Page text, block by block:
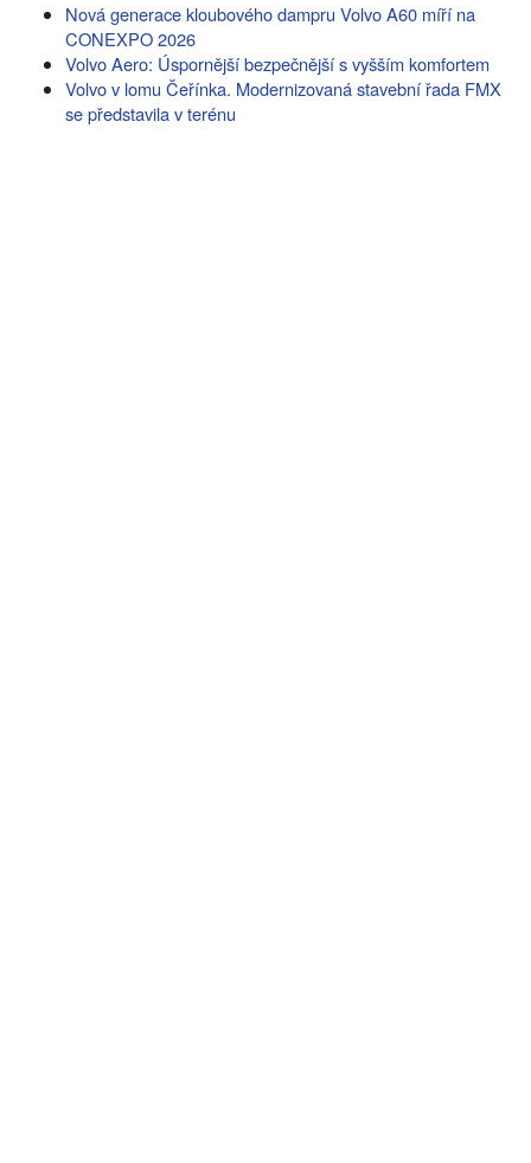
Nová generace kloubového dampru Volvo A60 míří na
CONEXPO 2026
Volvo Aero: Úspornější bezpečnější s vyšším komfortem
Volvo v lomu Čeřínka. Modernizovaná stavební řada FMX
se představila v terénu